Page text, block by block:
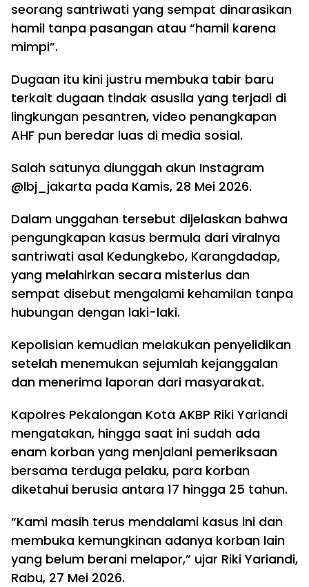
seorang santriwati yang sempat dinarasikan
hamil tanpa pasangan atau “hamil karena
mimpi”.
Dugaan itu kini justru membuka tabir baru
terkait dugaan tindak asusila yang terjadi di
lingkungan pesantren, video penangkapan
AHF pun beredar luas di media sosial.
Salah satunya diunggah akun Instagram
@lbj_jakarta pada Kamis, 28 Mei 2026.
Dalam unggahan tersebut dijelaskan bahwa
pengungkapan kasus bermula dari viralnya
santriwati asal Kedungkebo, Karangdadap,
yang melahirkan secara misterius dan
sempat disebut mengalami kehamilan tanpa
hubungan dengan laki-laki.
Kepolisian kemudian melakukan penyelidikan
setelah menemukan sejumlah kejanggalan
dan menerima laporan dari masyarakat.
Kapolres Pekalongan Kota AKBP Riki Yariandi
mengatakan, hingga saat ini sudah ada
enam korban yang menjalani pemeriksaan
bersama terduga pelaku, para korban
diketahui berusia antara 17 hingga 25 tahun.
“Kami masih terus mendalami kasus ini dan
membuka kemungkinan adanya korban lain
yang belum berani melapor,” ujar Riki Yariandi,
Rabu, 27 Mei 2026.